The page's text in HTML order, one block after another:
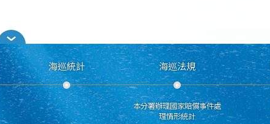
海巡統計 海巡法規
本分署辦理國家賠償事件處
理情形統計